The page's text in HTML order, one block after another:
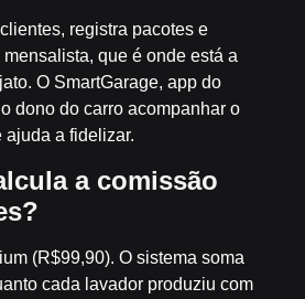
registra pacotes e
que é onde está a
O SmartGarage, app do
dono do carro acompanhar o
ajuda a fidelizar.
a comissão
(R$99,90). O sistema soma
cada lavador produziu com